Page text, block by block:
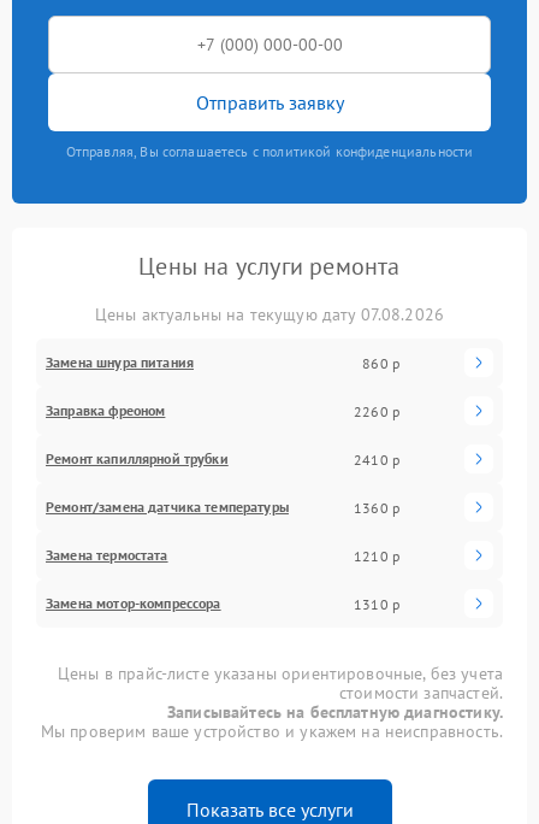
Отправить заявку
Отправляя, Вы соглашаетесь с политикой конфиденциальности
Цены на услуги ремонта
Цены актуальны на текущую дату 07.08.2026
Замена шнура питания 860 р
Заправка фреоном 2260 р
Ремонт капиллярной трубки 2410 р
Ремонт/замена датчика температуры 1360 р
Замена термостата 1210 р
Замена мотор-компрессора 1310 р
Цены в прайс-листе указаны ориентировочные, без учета
стоимости запчастей.
Записывайтесь на бесплатную диагностику.
Мы проверим ваше устройство и укажем на неисправность.
Показать все услуги